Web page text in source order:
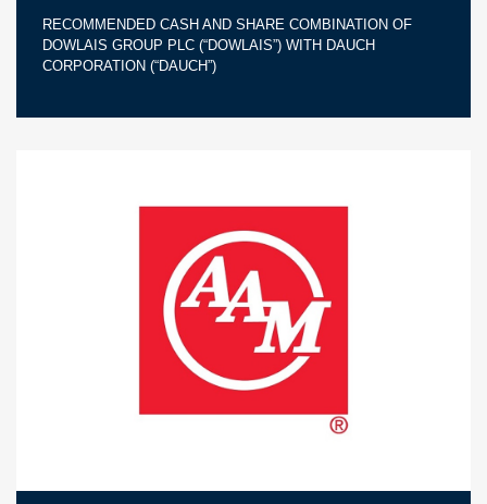
RECOMMENDED CASH AND SHARE COMBINATION OF
DOWLAIS GROUP PLC (“DOWLAIS”) WITH DAUCH
CORPORATION (“DAUCH”)